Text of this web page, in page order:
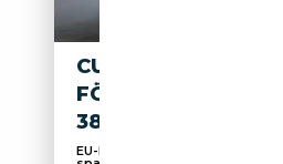
CUPRA RAVAL + SK |
FÖRDERFÄHIG!
38,5KWH
EU-Neuwagen! kostenfreie